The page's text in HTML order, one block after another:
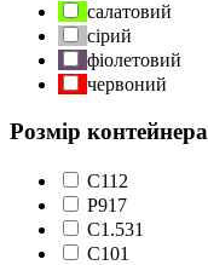
салатовий
сірий
фіолетовий
червоний
Розмір контейнера
C112
P917
С1.531
С101